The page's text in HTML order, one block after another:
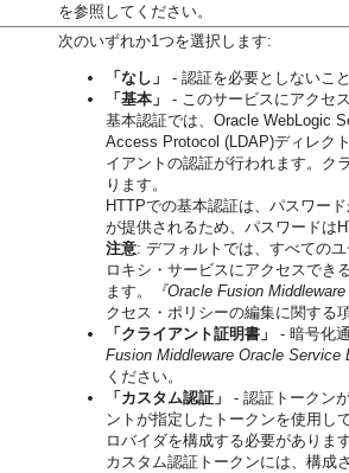
を参照してください。
次のいずれか1つを選択します:
「なし」
- 認証を必要としないこ
「基本」
- このサービスにアクセ
基本認証では、Oracle WebLogic
Access Protocol (LDAP)ディレク
イアントの認証が行われます。ク
ります。
HTTPでの基本認証は、パスワー
が提供されるため、パスワードは
注意: デフォルトでは、すべての
ロキシ・サービスにアクセスでき
ます。
『Oracle Fusion
クセス・ポリシーの編集に関する
「クライアント証明書」
- 暗号化
Fusion Middleware Oracle Service
ください。
「カスタム認証」
- 認証トークン
ントが指定したトークンを使用し
ロバイダを構成する必要がありま
カスタム認証トークンには、構成